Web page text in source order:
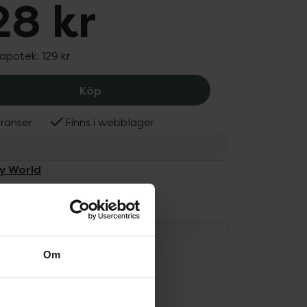
Om
kr
129 kr
Köp Peggy World Hydrocolloid Pimple
Finns i webblager
World